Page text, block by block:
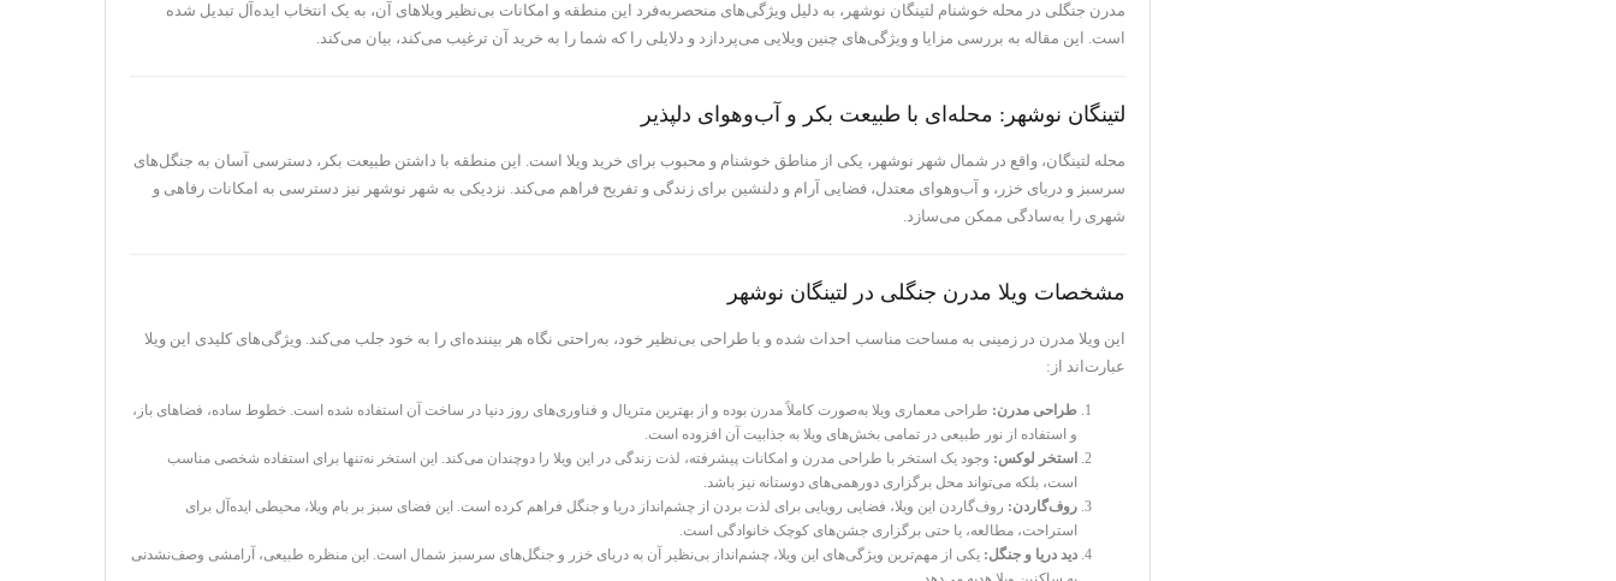
مدرن جنگلی در محله خوشنام لتینگان نوشهر، به دلیل ویژگی‌های منحصربه‌فرد این منطقه و امکانات بی‌نظیر ویلاهای آن، به یک انتخاب ایده‌آل تبدیل شده
است. این مقاله به بررسی مزایا و ویژگی‌های چنین ویلایی می‌پردازد و دلایلی را که شما را به خرید آن ترغیب می‌کند، بیان می‌کند.
لتینگان نوشهر: محله‌ای با طبیعت بکر و آب‌وهوای دلپذیر
محله لتینگان، واقع در شمال شهر نوشهر، یکی از مناطق خوشنام و محبوب برای خرید ویلا است. این منطقه با داشتن طبیعت بکر، دسترسی آسان به جنگل‌های
سرسبز و دریای خزر، و آب‌وهوای معتدل، فضایی آرام و دلنشین برای زندگی و تفریح فراهم می‌کند. نزدیکی به شهر نوشهر نیز دسترسی به امکانات رفاهی و
شهری را به‌سادگی ممکن می‌سازد.
مشخصات ویلا مدرن جنگلی در لتینگان نوشهر
این ویلا مدرن در زمینی به مساحت مناسب احداث شده و با طراحی بی‌نظیر خود، به‌راحتی نگاه هر بیننده‌ای را به خود جلب می‌کند. ویژگی‌های کلیدی این ویلا
عبارت‌اند از:
طراحی مدرن: طراحی معماری ویلا به‌صورت کاملاً مدرن بوده و از بهترین متریال و فناوری‌های روز دنیا در ساخت آن استفاده شده است. خطوط ساده، فضاهای باز،
و استفاده از نور طبیعی در تمامی بخش‌های ویلا به جذابیت آن افزوده است.
استخر لوکس: وجود یک استخر با طراحی مدرن و امکانات پیشرفته، لذت زندگی در این ویلا را دوچندان می‌کند. این استخر نه‌تنها برای استفاده شخصی مناسب
است، بلکه می‌تواند محل برگزاری دورهمی‌های دوستانه نیز باشد.
روف‌گاردن: روف‌گاردن این ویلا، فضایی رویایی برای لذت بردن از چشم‌انداز دریا و جنگل فراهم کرده است. این فضای سبز بر بام ویلا، محیطی ایده‌آل برای
استراحت، مطالعه، یا حتی برگزاری جشن‌های کوچک خانوادگی است.
دید دریا و جنگل: یکی از مهم‌ترین ویژگی‌های این ویلا، چشم‌انداز بی‌نظیر آن به دریای خزر و جنگل‌های سرسبز شمال است. این منظره طبیعی، آرامشی وصف‌نشدنی